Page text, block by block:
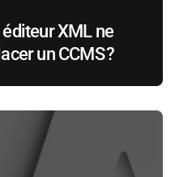
XML ne
un CCMS ?